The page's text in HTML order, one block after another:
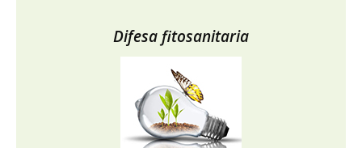
Difesa fitosanitaria